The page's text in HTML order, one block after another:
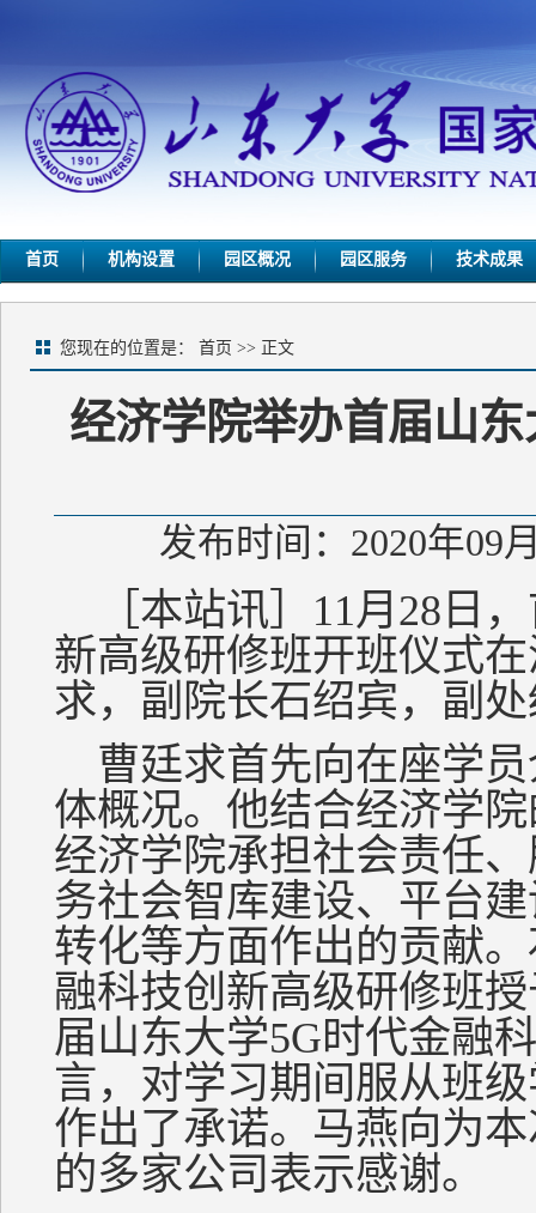
首页 机构设置 园区概况 园区服务 技术成果
您现在的位置是： 首页 >> 正文
经济学院举办首届山
发布时间：2020年
［本站讯］11月28日
新高级研修班开班仪式
求，副院长石绍宾，副
曹廷求首先向在座学员
体概况。他结合经济学
经济学院承担社会责任
务社会智库建设、平台
转化等方面作出的贡献
融科技创新高级研修班
届山东大学5G时代金融
言，对学习期间服从班
作出了承诺。马燕向为
的多家公司表示感谢。